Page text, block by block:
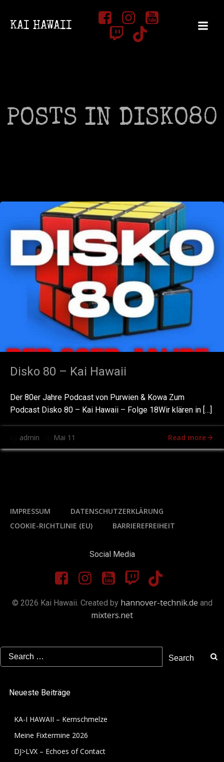
Inhalt
springen
KAI HAWAII
POSTS IN DISKO80
Disko 80 – Kai Hawaii
Der 80er Jahre Podcast von Purwien & Kowa Zum
Podcast Disko 80 – Kai Hawaii – Folge 18Wir klären in […]
admin Mai 11 Read more
IMPRESSUM
DATENSCHUTZERKLÄRUNG
COOKIE-RICHTLINIE (EU)
BARRIEREFREIHEIT
Social Media
© 2026 Kai Hawaii. Created by hannover-technik.de and
mixters.net
Search
for:
Neueste Beiträge
KA-I HAWAII – Kernschmelze
Meine Fixtermine 2026
DJ>LVX – Echoes of Contact